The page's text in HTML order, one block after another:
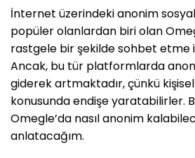
İnternet üzerindeki anonim
popüler olanlardan biri olan
rastgele bir şekilde sohbet etme
Ancak, bu tür platformlarda
giderek artmaktadır, çünkü
konusunda endişe yaratabilirler.
Omegle’da nasıl anonim
anlatacağım.